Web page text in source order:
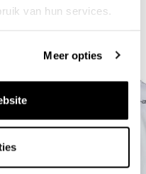
van hun services.
Meer opties